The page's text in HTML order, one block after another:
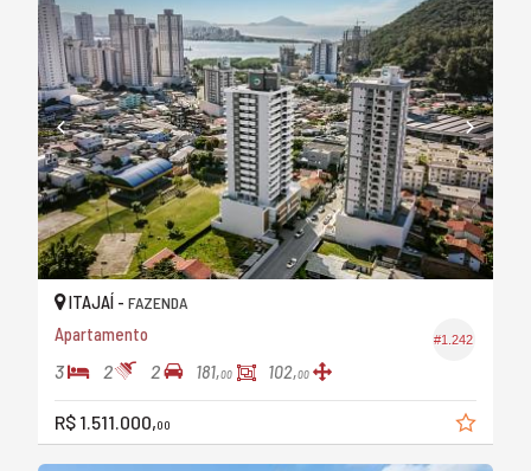
#1.242
ITAJAÍ - FAZENDA
Apartamento
3 2 2 181,00 102,00
R$ 1.511.000,00